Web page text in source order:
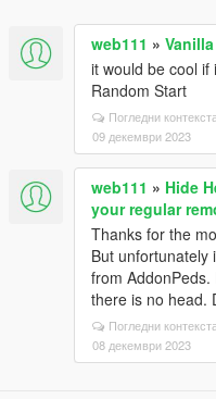
web111 »
it would be cool if
Random Start
Погледни контекста
09 декември 2023
web111 » Hide
your regular
Thanks for the
But unfortunately
from
there is no head.
Погледни контекста
08 декември 2023